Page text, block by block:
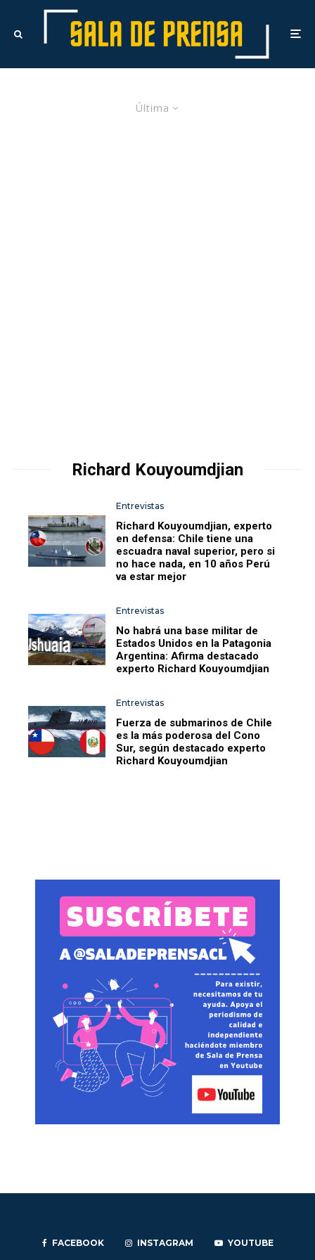
Última
Richard Kouyoumdjian
Entrevistas
Richard Kouyoumdjian, experto
en defensa: Chile tiene una
escuadra naval superior, pero si
no hace nada, en 10 años Perú
va estar mejor
Entrevistas
No habrá una base militar de
Estados Unidos en la Patagonia
Argentina: Afirma destacado
experto Richard Kouyoumdjian
Entrevistas
Fuerza de submarinos de Chile
es la más poderosa del Cono
Sur, según destacado experto
Richard Kouyoumdjian
FACEBOOK INSTAGRAM YOUTUBE